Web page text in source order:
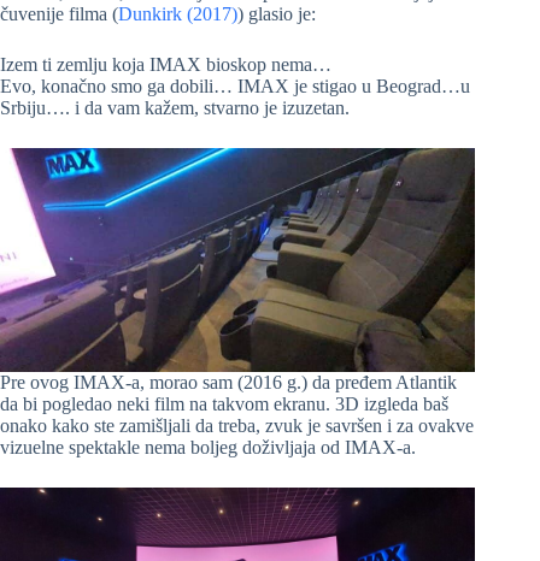
čuvenije filma (Dunkirk (2017)) glasio je:
Izem ti zemlju koja IMAX bioskop nema…
Evo, konačno smo ga dobili… IMAX je stigao u Beograd…u
Srbiju…. i da vam kažem, stvarno je izuzetan.
Pre ovog IMAX-a, morao sam (2016 g.) da pređem Atlantik
da bi pogledao neki film na takvom ekranu. 3D izgleda baš
onako kako ste zamišljali da treba, zvuk je savršen i za ovakve
vizuelne spektakle nema boljeg doživljaja od IMAX-a.